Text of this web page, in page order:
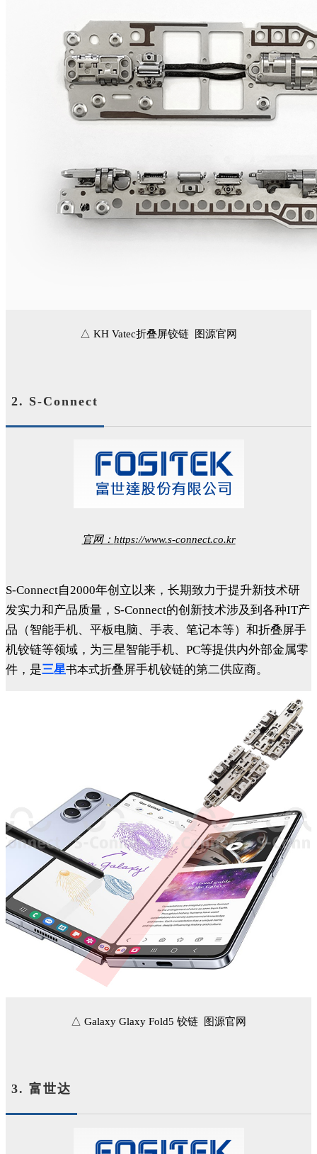
△ KH Vatec折叠屏铰链 图源官网
2. S-Connect
官网： https://www.s-connect.co.kr
S-Connect自2000年创立以来，长期致力于提升新技术研
发实力和产品质量，S-Connect的创新技术涉及到各种IT产
品（智能手机、平板电脑、手表、笔记本等）和折叠屏手
机铰链等领域，为三星智能手机、PC等提供内外部金属零
件，是三星书本式折叠屏手机铰链的第二供应商。
△ Galaxy Glaxy Fold5 铰链 图源官网
3. 富世达